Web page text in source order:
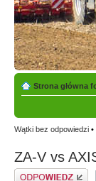
Strona główna
Wątki bez odpowiedzi •
ZA-V vs
Odpowiedz